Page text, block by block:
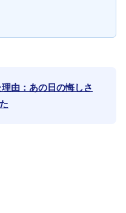
由：あの日の悔しさ